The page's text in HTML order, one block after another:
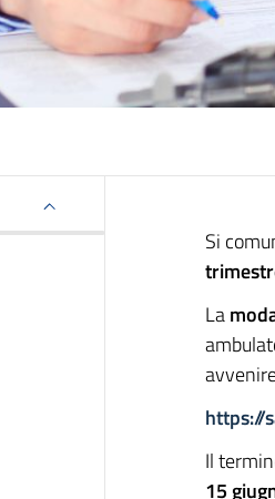
Si
La
https://
Il
15